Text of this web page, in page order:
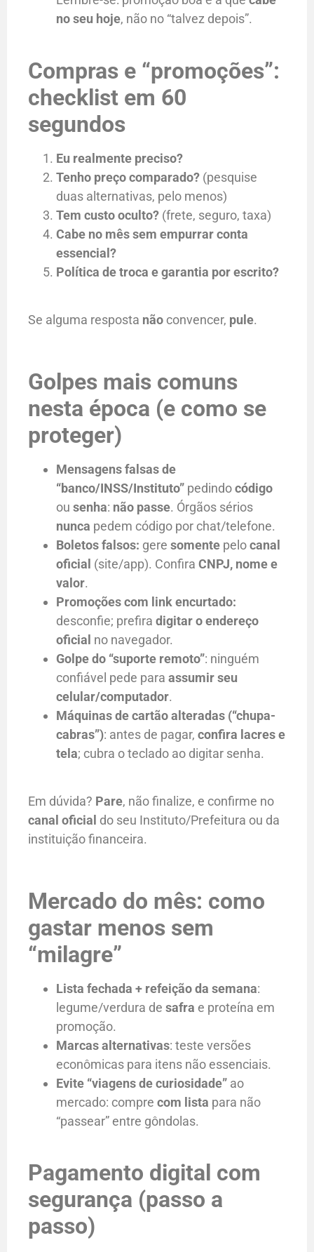
no seu hoje, não no “talvez depois”.
Compras e “promoções”:
checklist em 60
segundos
Eu realmente preciso?
Tenho preço comparado? (pesquise
duas alternativas, pelo menos)
Tem custo oculto? (frete, seguro, taxa)
Cabe no mês sem empurrar conta
essencial?
Política de troca e garantia por escrito?
Se alguma resposta não convencer, pule.
Golpes mais comuns
nesta época (e como se
proteger)
Mensagens falsas de
“banco/INSS/Instituto” pedindocódigo
ou senha: não passe. Órgãos sérios
nunca pedem código por chat/telefone.
Boletos falsos: gere somente pelocanal
oficial (site/app). Confira CNPJ, nome e
valor.
Promoções com link encurtado:
desconfie; prefira digitar o endereço
oficial no navegador.
Golpe do “suporte remoto”: ninguém
confiável pede para assumir seu
celular/computador.
Máquinas de cartão alteradas (“chupa-
cabras”): antes de pagar, confira lacres e
tela; cubra o teclado ao digitar senha.
Em dúvida? Pare, não finalize, e confirme no
canal oficial do seu Instituto/Prefeitura ou da
instituição financeira.
Mercado do mês: como
gastar menos sem
“milagre”
Lista fechada + refeição da semana:
legume/verdura de safra e proteína em
promoção.
Marcas alternativas: teste versões
econômicas para itens não essenciais.
Evite “viagens de curiosidade” ao
mercado: compre com lista para não
“passear” entre gôndolas.
Pagamento digital com
segurança (passo a
passo)